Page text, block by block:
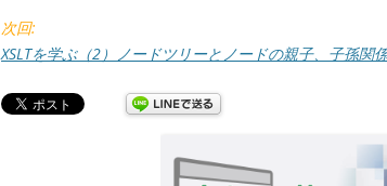
次回:
XSLTを学ぶ（2）ノードツリーとノードの親子、子孫関